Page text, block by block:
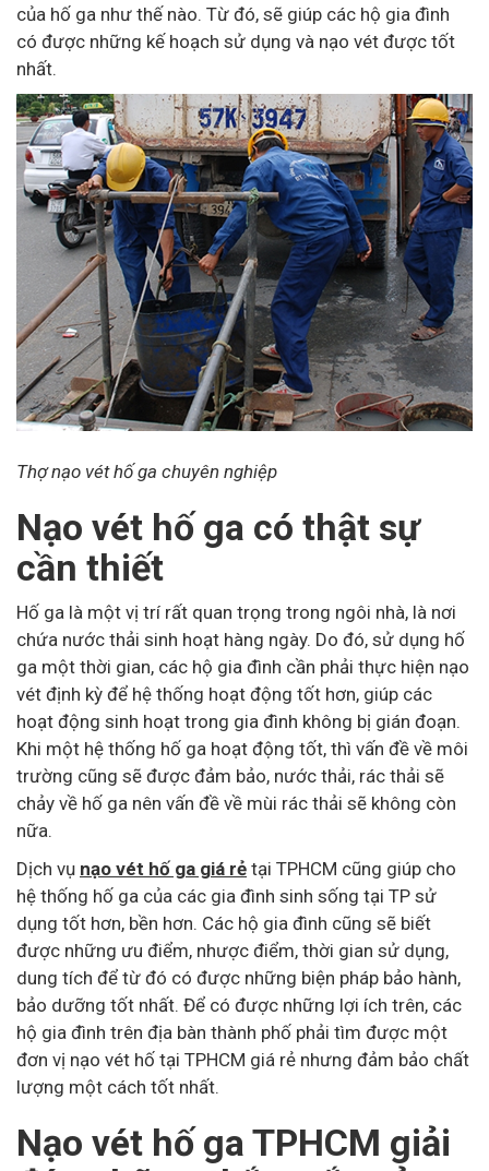
của hố ga như thế nào. Từ đó, sẽ giúp các hộ gia đình
có được những kế hoạch sử dụng và nạo vét được tốt
nhất.
Thợ nạo vét hố ga chuyên nghiệp
Nạo vét hố ga có thật sự
cần thiết
Hố ga là một vị trí rất quan trọng trong ngôi nhà, là nơi
chứa nước thải sinh hoạt hàng ngày. Do đó, sử dụng hố
ga một thời gian, các hộ gia đình cần phải thực hiện nạo
vét định kỳ để hệ thống hoạt động tốt hơn, giúp các
hoạt động sinh hoạt trong gia đình không bị gián đoạn.
Khi một hệ thống hố ga hoạt động tốt, thì vấn đề về môi
trường cũng sẽ được đảm bảo, nước thải, rác thải sẽ
chảy về hố ga nên vấn đề về mùi rác thải sẽ không còn
nữa.
Dịch vụ nạo vét hố ga giá rẻ tại TPHCM cũng giúp cho
hệ thống hố ga của các gia đình sinh sống tại TP sử
dụng tốt hơn, bền hơn. Các hộ gia đình cũng sẽ biết
được những ưu điểm, nhược điểm, thời gian sử dụng,
dung tích để từ đó có được những biện pháp bảo hành,
bảo dưỡng tốt nhất. Để có được những lợi ích trên, các
hộ gia đình trên địa bàn thành phố phải tìm được một
đơn vị nạo vét hố tại TPHCM giá rẻ nhưng đảm bảo chất
lượng một cách tốt nhất.
Nạo vét hố ga TPHCM giải